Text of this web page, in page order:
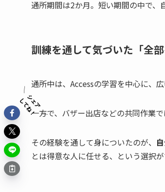
通所期間は2か月。短い期間の中で、
訓練を通して気づいた「全
通所中は、Accessの学習を中心に、
一方で、バザー出店などの共同作業
その経験を通して身についたのが、
とは得意な人に任せる、という選択